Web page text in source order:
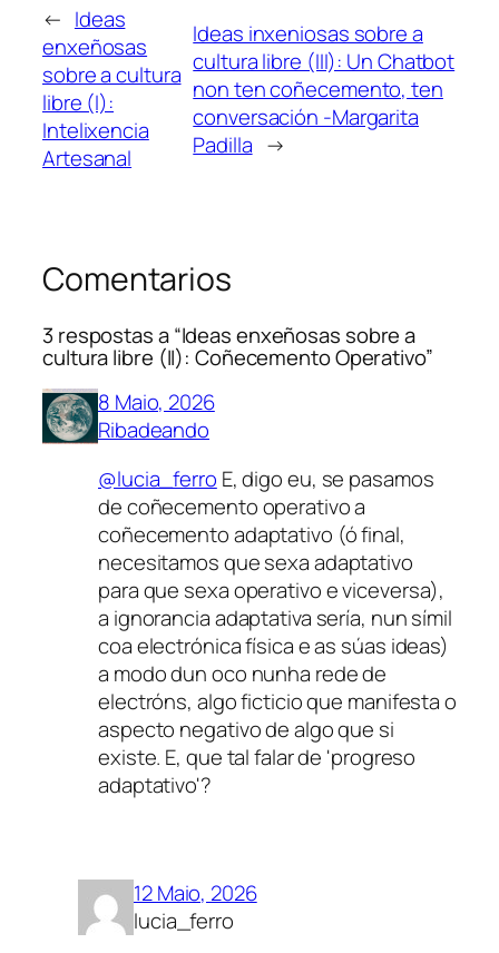
← Ideas
enxeñosas
sobre a cultura
libre (I):
Intelixencia
Artesanal
Ideas inxeniosas sobre a
cultura libre (III): Un Chatbot
non ten coñecemento, ten
conversación -Margarita
Padilla →
Comentarios
3 respostas a “Ideas enxeñosas sobre a
cultura libre (II): Coñecemento Operativo”
8 Maio, 2026
Ribadeando
@lucia_ferro E, digo eu, se pasamos
de coñecemento operativo a
coñecemento adaptativo (ó final,
necesitamos que sexa adaptativo
para que sexa operativo e viceversa),
a ignorancia adaptativa sería, nun símil
coa electrónica física e as súas ideas)
a modo dun oco nunha rede de
electróns, algo ficticio que manifesta o
aspecto negativo de algo que si
existe. E, que tal falar de 'progreso
adaptativo'?
12 Maio, 2026
lucia_ferro